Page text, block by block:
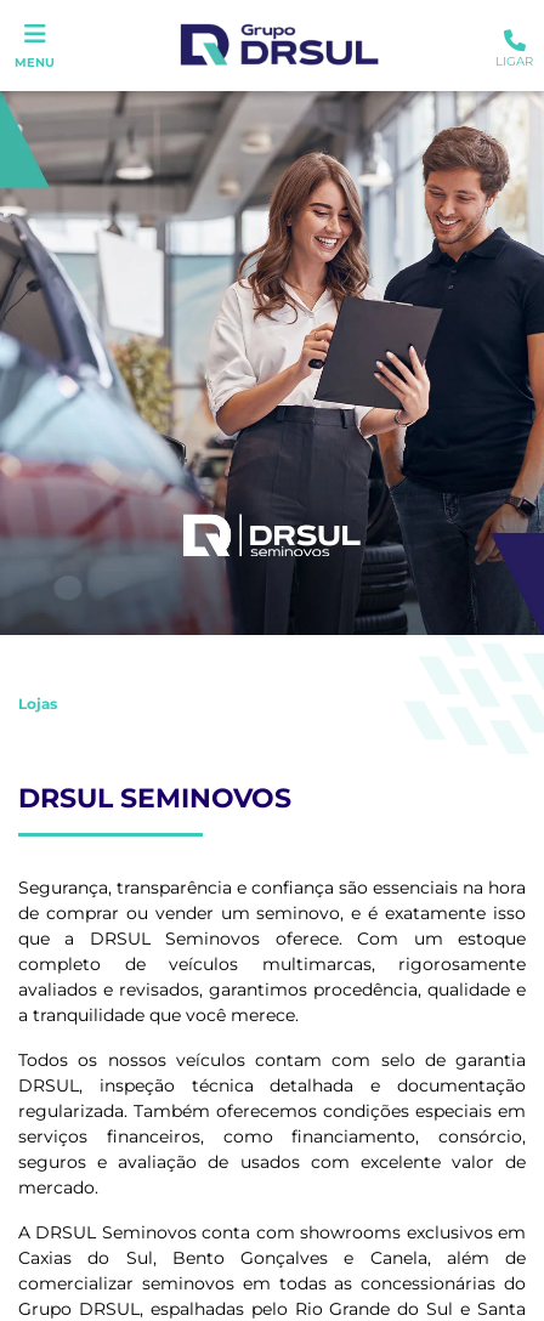
MENU LIGAR
Lojas
DRSUL SEMINOVOS
Segurança, transparência e confiança são essenciais na hora
de comprar ou vender um seminovo, e é exatamente isso
que a DRSUL Seminovos oferece. Com um estoque
completo de veículos multimarcas, rigorosamente
avaliados e revisados, garantimos procedência, qualidade e
a tranquilidade que você merece.
Todos os nossos veículos contam com selo de garantia
DRSUL, inspeção técnica detalhada e documentação
regularizada. Também oferecemos condições especiais em
serviços financeiros, como financiamento, consórcio,
seguros e avaliação de usados com excelente valor de
mercado.
A DRSUL Seminovos conta com showrooms exclusivos em
Caxias do Sul, Bento Gonçalves e Canela, além de
comercializar seminovos em todas as concessionárias do
Grupo DRSUL, espalhadas pelo Rio Grande do Sul e Santa